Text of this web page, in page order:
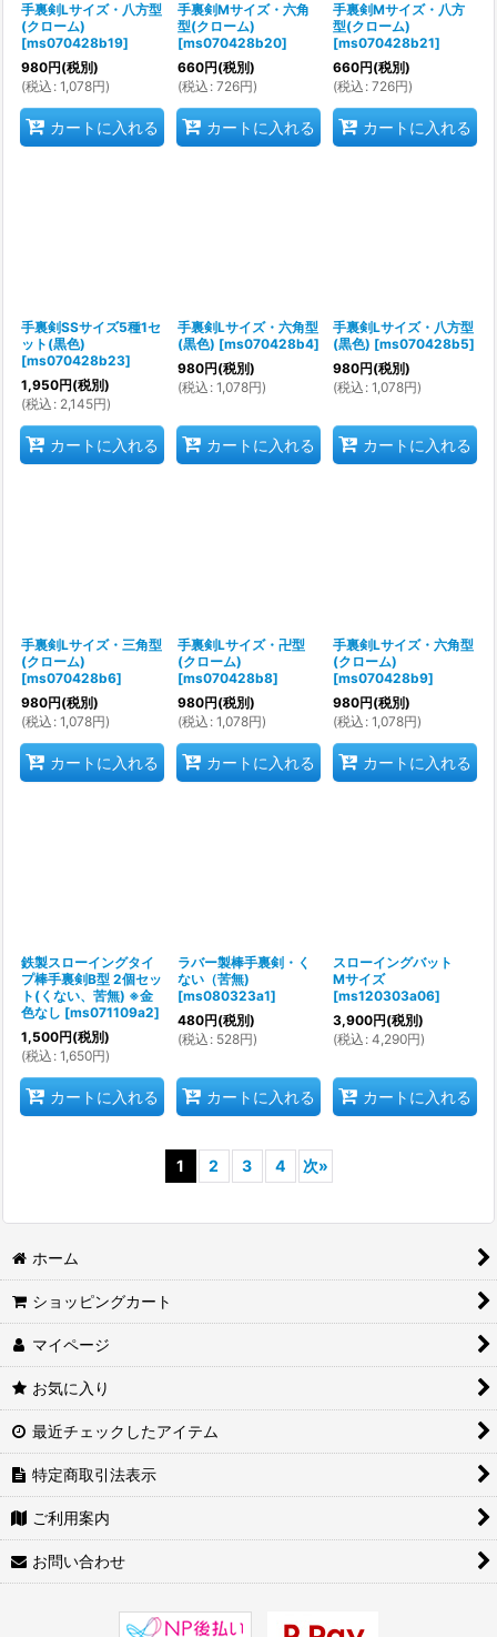
手裏剣Lサイズ・八方型
(クローム)
[ms070428b19]
980円(税別)
(税込 : 1,078円)
カートに入れる
手裏剣Mサイズ・六角
型(クローム)
[ms070428b20]
660円(税別)
(税込 : 726円)
カートに入れる
手裏剣Mサイズ・八方
型(クローム)
[ms070428b21]
660円(税別)
(税込 : 726円)
カートに入れる
手裏剣SSサイズ5種1セ
ット(黒色)
[ms070428b23]
1,950円(税別)
(税込 : 2,145円)
カートに入れる
手裏剣Lサイズ・六角型
(黒色) [ms070428b4]
980円(税別)
(税込 : 1,078円)
カートに入れる
手裏剣Lサイズ・八方型
(黒色) [ms070428b5]
980円(税別)
(税込 : 1,078円)
カートに入れる
手裏剣Lサイズ・三角型
(クローム)
[ms070428b6]
980円(税別)
(税込 : 1,078円)
カートに入れる
手裏剣Lサイズ・卍型
(クローム)
[ms070428b8]
980円(税別)
(税込 : 1,078円)
カートに入れる
手裏剣Lサイズ・六角型
(クローム)
[ms070428b9]
980円(税別)
(税込 : 1,078円)
カートに入れる
鉄製スローイングタイ
プ棒手裏剣B型 2個セッ
ト(くない、苦無) ※金
色なし [ms071109a2]
1,500円(税別)
(税込 : 1,650円)
カートに入れる
ラバー製棒手裏剣・く
ない（苦無)
[ms080323a1]
480円(税別)
(税込 : 528円)
カートに入れる
スローイングバット
Mサイズ
[ms120303a06]
3,900円(税別)
(税込 : 4,290円)
カートに入れる
1 2 3 4 次»
ホーム
ショッピングカート
マイページ
お気に入り
最近チェックしたアイテム
特定商取引法表示
ご利用案内
お問い合わせ